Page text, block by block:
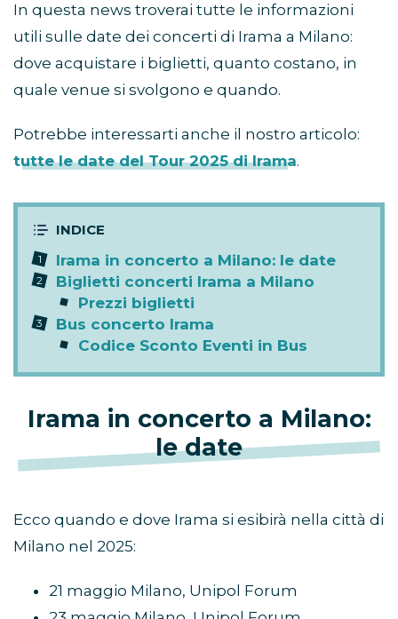
In questa news troverai tutte le informazioni
utili sulle date dei concerti di Irama a Milano:
dove acquistare i biglietti, quanto costano, in
quale venue si svolgono e quando.
Potrebbe interessarti anche il nostro articolo:
tutte le date del Tour 2025 di Irama.
Irama in concerto a Milano: le date
Biglietti concerti Irama a Milano
Prezzi biglietti
Bus concerto Irama
Codice Sconto Eventi in Bus
Irama in concerto a Milano:
le date
Ecco quando e dove Irama si esibirà nella città di
Milano nel 2025:
21 maggio Milano, Unipol Forum